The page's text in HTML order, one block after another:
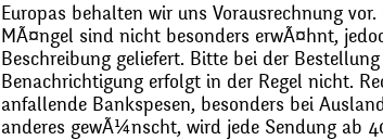
Europas behalten wir uns Vorausrechnung
MÃ¤ngel sind nicht besonders erwÃ¤hnt,
Beschreibung geliefert. Bitte bei der
Benachrichtigung erfolgt in der Regel nicht.
anfallende Bankspesen, besonders bei
anderes gewÃ¼nscht, wird jede Sendung ab